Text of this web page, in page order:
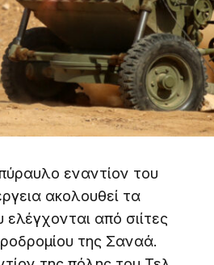
εναντίον του
ακολουθεί τα
από σιίτες
της Σαναά.